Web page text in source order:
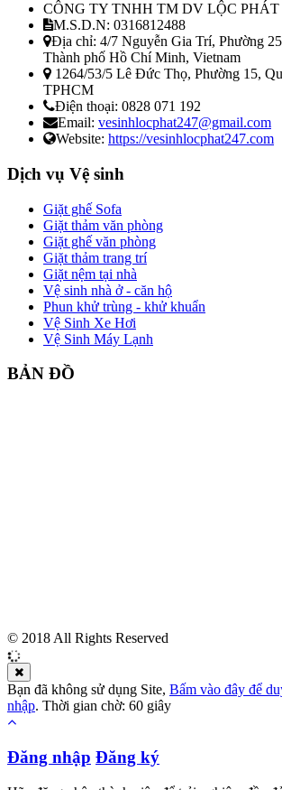
CÔNG TY TNHH TM DV LỘC PHÁT
M.S.D.N: 0316812488
Địa chỉ: 4/7 Nguyễn Gia Trí, Phường
Thành phố Hồ Chí Minh, Vietnam
1264/53/5 Lê Đức Thọ, Phường 15,
TPHCM
Điện thoại: 0828 071 192
Email: vesinhlocphat247@gmail.com
Website: https://vesinhlocphat247.com
Dịch vụ Vệ sinh
Giặt ghế Sofa
Giặt thảm văn phòng
Giặt ghế văn phòng
Giặt thảm trang trí
Giặt nệm tại nhà
Vệ sinh nhà ở - căn hộ
Phun khử trùng - khử khuẩn
Vệ Sinh Xe Hơi
Vệ Sinh Máy Lạnh
BẢN ĐỒ
© 2018 All Rights Reserved
Bạn đã không sử dụng Site, Bấm vào đây để
nhập. Thời gian chờ: 60 giây
Đăng nhập Đăng ký